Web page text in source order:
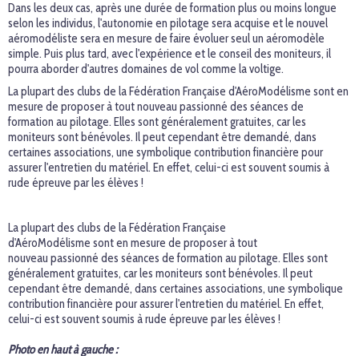
Dans les deux cas, après une durée de formation plus ou moins longue
selon les individus, l'autonomie en pilotage sera acquise et le nouvel
aéromodéliste sera en mesure de faire évoluer seul un aéromodèle
simple. Puis plus tard, avec l'expérience et le conseil des moniteurs, il
pourra aborder d'autres domaines de vol comme la voltige.
La plupart des clubs de la Fédération Française d'AéroModélisme sont en
mesure de proposer à tout nouveau passionné des séances de
formation au pilotage. Elles sont généralement gratuites, car les
moniteurs sont bénévoles. Il peut cependant être demandé, dans
certaines associations, une symbolique contribution financière pour
assurer l'entretien du matériel. En effet, celui-ci est souvent soumis à
rude épreuve par les élèves !
La plupart des clubs de la Fédération Française
d'AéroModélisme sont en mesure de proposer à tout
nouveau passionné des séances de formation au pilotage. Elles sont
généralement gratuites, car les moniteurs sont bénévoles. Il peut
cependant être demandé, dans certaines associations, une symbolique
contribution financière pour assurer l'entretien du matériel. En effet,
celui-ci est souvent soumis à rude épreuve par les élèves !
Photo en haut à gauche :